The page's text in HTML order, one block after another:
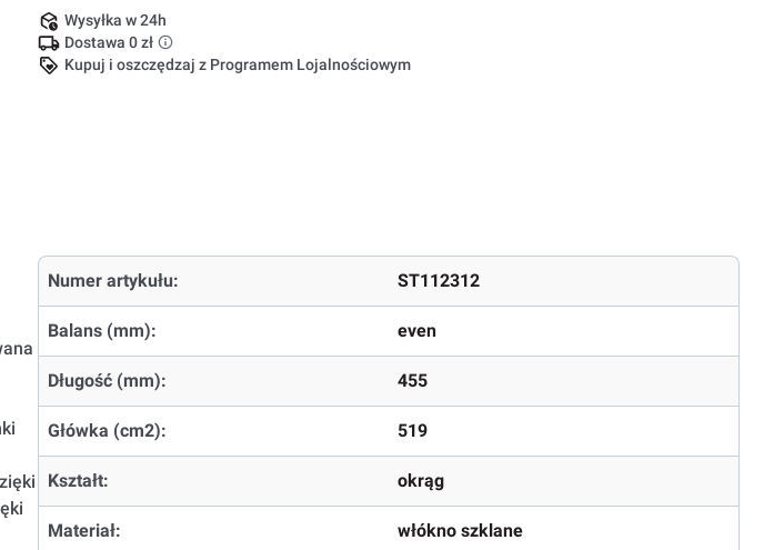
Wysyłka w 24h
Dostawa 0 zł
Kupuj i oszczędzaj z Programem Lojalnościowym
Numer artykułu: ST112312
Balans (mm): even
Długość (mm): 455
Główka (cm2): 519
Kształt: okrąg
Materiał: włókno szklane